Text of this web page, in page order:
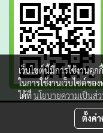
Copy right by
เว็บไซต์นี้มีการใช้งานคุ
ในการใช้งานเว็บไซต์ขอ
ได้ที่นโยบายความเป็นส่
ตั้งค่